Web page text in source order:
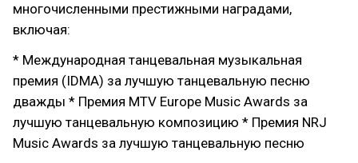
многочисленными престижными наградами,
включая:
* Международная танцевальная музыкальная
премия (IDMA) за лучшую танцевальную песню
дважды * Премия MTV Europe Music Awards за
лучшую танцевальную композицию * Премия NRJ
Music Awards за лучшую танцевальную песню